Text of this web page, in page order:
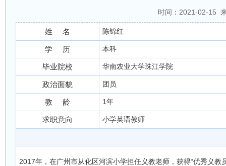
时间：2021-02-15
姓 名 陈锦红
学 历 本科
毕业院校 华南农业大学珠江学院
政治面貌 团员
教 龄 1年
求职意向 小学英语教师
2017年，在广州市从化区河滨小学担任义教老师，获得“优秀义教